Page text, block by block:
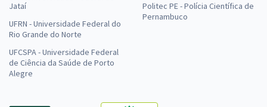
Jataí
UFRN - Universidade Federal do
Rio Grande do Norte
UFCSPA - Universidade Federal
de Ciência da Saúde de Porto
Alegre
Politec PE - Polícia Científica de
Pernambuco